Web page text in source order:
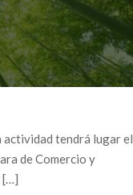
actividad tendrá lugar el
de Comercio y
[…]